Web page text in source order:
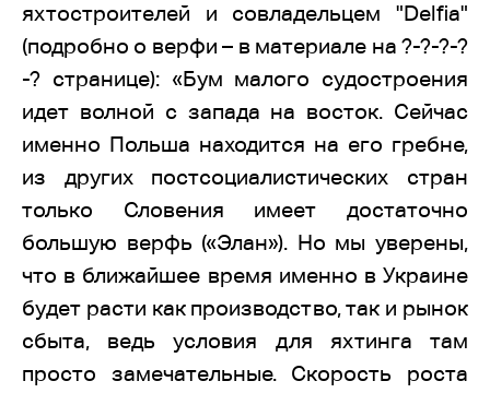
яхтостроителей и совладельцем "Delfia"
(подробно о верфи – в материале на ?-?-?-?
-? странице): «Бум малого судостроения
идет волной с запада на восток. Сейчас
именно Польша находится на его гребне,
из других постсоциалистических стран
только Словения имеет достаточно
большую верфь («Элан»). Но мы уверены,
что в ближайшее время именно в Украине
будет расти как производство, так и рынок
сбыта, ведь условия для яхтинга там
просто замечательные. Скорость роста